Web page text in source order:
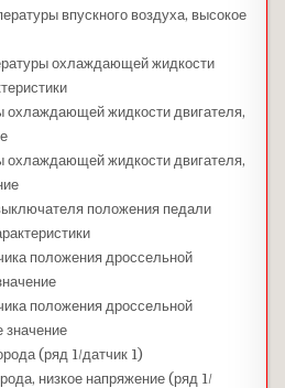
впускного воздуха, высокое
охлаждающей жидкости
охлаждающей жидкости двигателя,
охлаждающей жидкости двигателя,
положения педали
положения дроссельной
положения дроссельной
значение
(ряд 1/датчик 1)
низкое напряжение (ряд 1/